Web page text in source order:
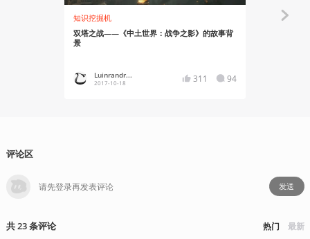
知识挖掘机
双塔之战——《中土世界：战争之影》的故事背
景
Luinrandr...
2017-10-18 311 94
评论区
发送
共23条评论 热门 最新